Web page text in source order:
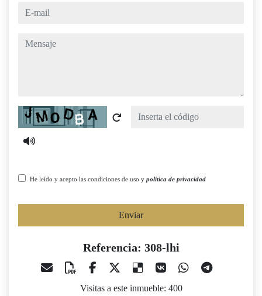
e-mail
mensaje
Captcha
He leído y acepto las condiciones de uso y política de privacidad
Enviar
Referencia: 308-lhi
Visitas a este inmueble: 400